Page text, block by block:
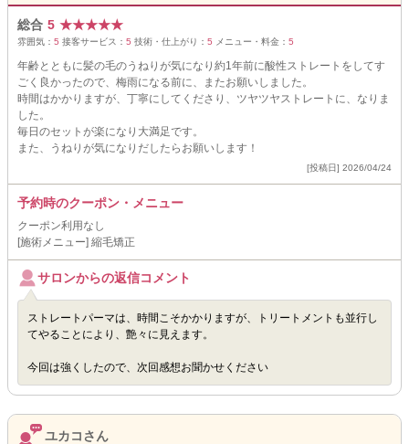
総合 5 ★★★★★
雰囲気： 5 接客サービス： 5 技術・仕上がり： 5 メニュー・料金： 5
年齢とともに髪の毛のうねりが気になり約1年前に酸性ストレートをしてす
ごく良かったので、梅雨になる前に、またお願いしました。
時間はかかりますが、丁寧にしてくださり、ツヤツヤストレートに、なりま
した。
毎日のセットが楽になり大満足です。
また、うねりが気になりだしたらお願いします！
[投稿日] 2026/04/24
予約時のクーポン・メニュー
クーポン利用なし
[施術メニュー] 縮毛矯正
サロンからの返信コメント
ストレートパーマは、時間こそかかりますが、トリートメントも並行し
てやることにより、艶々に見えます。
今回は強くしたので、次回感想お聞かせください
ユカコさん